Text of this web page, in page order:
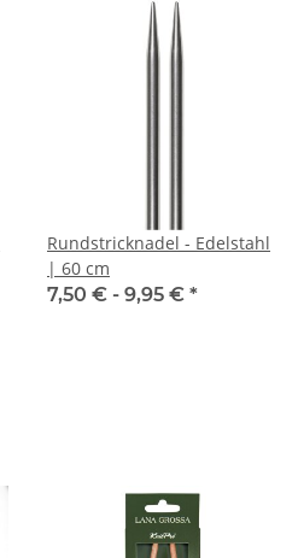
Rundstricknadel - Edelstahl
| 60 cm
7,50 € - 9,95 € *